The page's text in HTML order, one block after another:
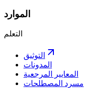
الموارد
التعلم
التوثيق
المدونات
المعايير المرجعية
مسرد المصطلحات